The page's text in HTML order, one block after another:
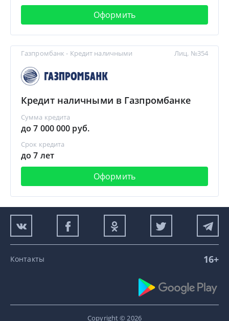
Оформить
Газпромбанк - Кредит наличными
Кредит наличными в Газпромбанке
Сумма кредита
до 7 000 000 руб.
Срок кредита
до 7 лет
Оформить
Лиц. №354
Контакты 16+
Copyright © 2026